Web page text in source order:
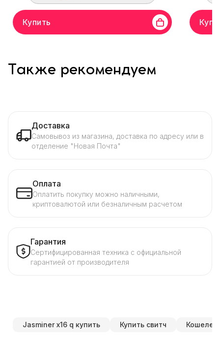
Купить
Также рекомендуем
Доставка
Самовывоз из магазина, доставка по адресу или в
отделение "Новая Почта"
Оплата
Оплатить покупку можно наличными,
криптовалютой или безналичным расчетом
Гарантия
Сертифицированная техника с официальной
гарантией от производителя
Jasminer x16 q купить Купить свитч Кошелек